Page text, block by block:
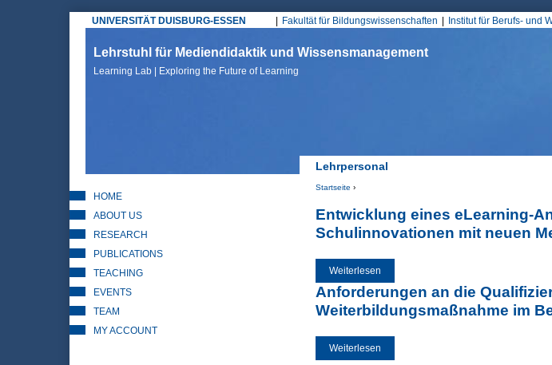
UNIVERSITÄT DUISBURG-ESSEN
Hauptmenü
Fakultät für Bildungswissenschaften Institut für Berufs- und
Lehrstuhl für Mediendidaktik und Wissensmanagement
Learning Lab | Exploring the Future of Learning
Lehrpersonal
Sie sind hier
Startseite ›
Entwicklung eines eLearning-
Schulinnovationen mit neuen
Weiterlesen
Anforderungen an die
Weiterbildungsmaßnahme im
Weiterlesen
HOME
ABOUT US
RESEARCH
PUBLICATIONS
TEACHING
EVENTS
TEAM
MY ACCOUNT